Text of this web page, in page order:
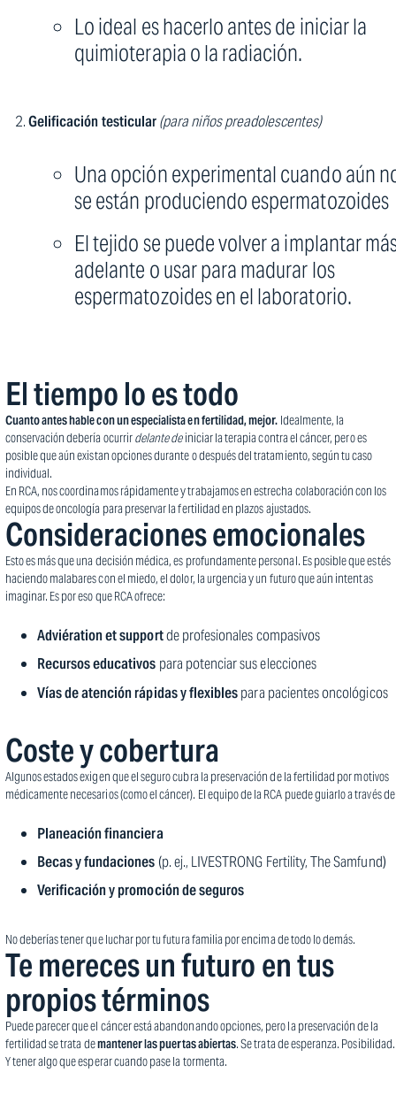
Lo ideal es hacerlo antes de iniciar la
quimioterapia o la radiación.
Gelificación testicular(para niños preadolescentes)
Una opción experimental cuando aún
se están produciendo espermatozoides
El tejido se puede volver a implantar
adelante o usar para madurar los
espermatozoides en el laboratorio.
El tiempo lo es todo
Cuanto antes hable con un especialista en fertilidad, mejor. Idealmente, la
conservación debería ocurrirdelante deiniciar la terapia contra el cáncer, pero es
posible que aún existan opciones durante o después del tratamiento, según tu caso
individual.
En RCA, nos coordinamos rápidamente y trabajamos en estrecha colaboración con los
equipos de oncología para preservar la fertilidad en plazos ajustados.
Consideraciones emocionales
Esto es más que una decisión médica, es profundamente personal. Es posible que estés
haciendo malabares con el miedo, el dolor, la urgencia y un futuro que aún intentas
imaginar. Es por eso que RCA ofrece:
Adviération et supportde profesionales compasivos
Recursos educativos para potenciar sus elecciones
Vías de atención rápidas y flexiblespara pacientes oncológicos
Coste y cobertura
Algunos estados exigen que el seguro cubra la preservación de la fertilidad por motivos
médicamente necesarios (como el cáncer). El equipo de la RCA puede guiarlo a través
Planeación financiera
Becas y fundaciones (p. ej., LIVESTRONG Fertility, The Samfund)
Verificación y promoción de seguros
No deberías tener que luchar por tu futura familia por encima de todo lo demás.
Te mereces un futuro en tus
propios términos
Puede parecer que el cáncer está abandonando opciones, pero la preservación de la
fertilidad se trata demantener las puertas abiertas. Se trata de esperanza. Posibilidad.
Y tener algo que esperar cuando pase la tormenta.